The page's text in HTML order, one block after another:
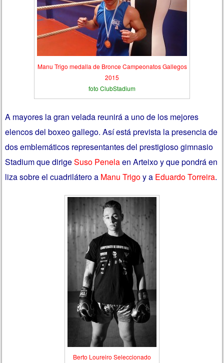
Manu Trigo medalla de Bronce Campeonatos Gallegos
2015
foto ClubStadium
A mayores la gran velada reunirá a uno de los mejores
elencos del boxeo gallego. Así está prevista la presencia de
dos emblemáticos representantes del prestigioso gimnasio
Stadium que dirigeSuso Penelaen Arteixo y que pondrá en
liza sobre el cuadrilátero a Manu Trigoy a Eduardo Torreira.
Berto Loureiro Seleccionado